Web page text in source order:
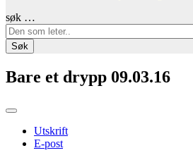
søk …
Søk
Bare et drypp 09.03.16
Utskrift
E-post